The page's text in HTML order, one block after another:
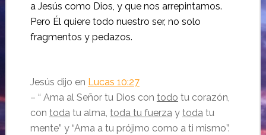
a Jesús como Dios, y que nos arrepintamos.
Pero Él quiere todo nuestro ser, no solo
fragmentos y pedazos.
Jesús dijo en Lucas 10:27
– “ Ama al Señor tu Dios con todo tu corazón,
con todatu alma, toda tu fuerzay todatu
mente” y “Ama a tu prójimo como a ti mismo”.